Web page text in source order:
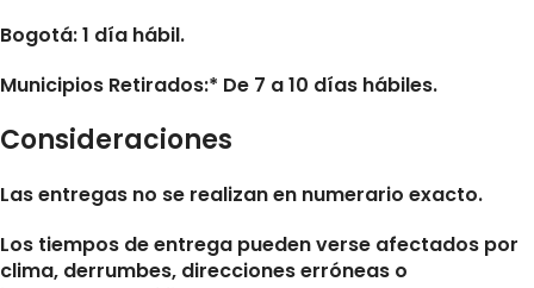
Bogotá: 1 día hábil.
Municipios Retirados:* De 7 a 10 días hábiles.
Consideraciones
Las entregas no se realizan en numerario exacto.
Los tiempos de entrega pueden verse afectados por
clima, derrumbes, direcciones erróneas o